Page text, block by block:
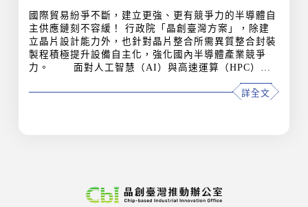
國際貿易紛爭不斷，建立更強、更有競爭力的半導體自
主供應鏈刻不容緩！ 行政院「晶創臺灣方案」，除建
立晶片設計能力外，也針對晶片整合所需異質整合封裝
製程積極提升設備自主化，強化國內半導體產業競爭
力。 面對人工智慧（AI）與高速運算（HPC）晶
片需求快速攀升，經濟部產業發展署積極撮合國內指標
半導體廠與國產設備廠商共同開發自主化異質整合封裝
詳全文